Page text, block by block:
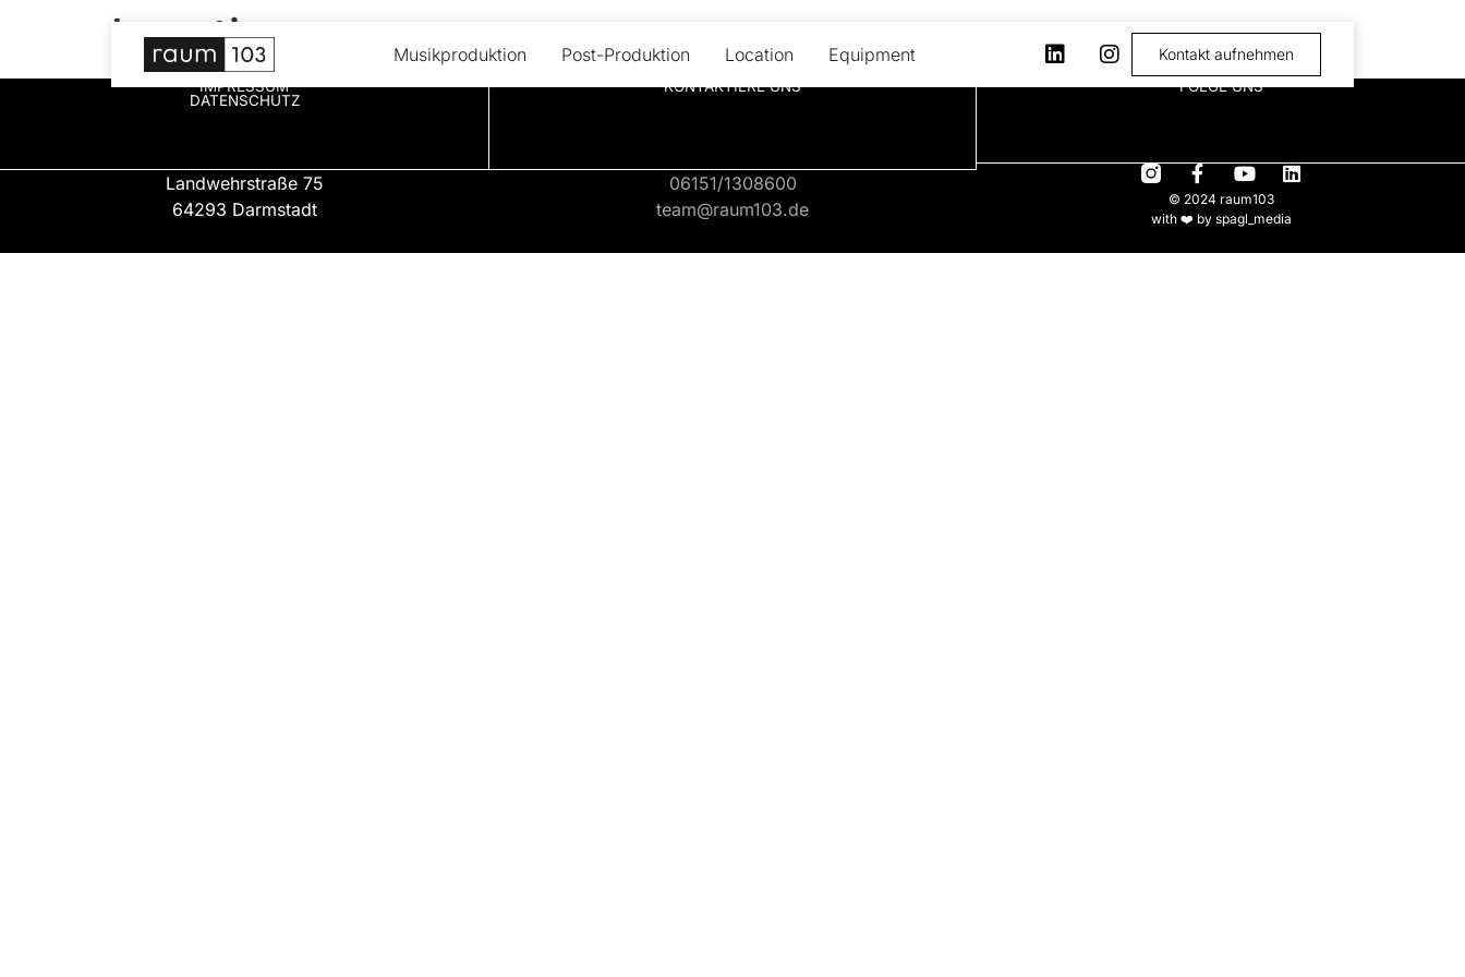
Musikproduktion Post-Produktion Location Equipment Kontakt aufnehmen
Location
IMPRESSUM
DATENSCHUTZ
Landwehrstraße 75
64293 Darmstadt
KONTAKTIERE UNS
06151/1308600
team@raum103.de
FOLGE UNS
© 2024 raum103
with ❤️ by spagl_media